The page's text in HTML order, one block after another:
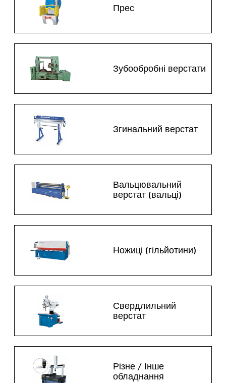
Прес
Зубообробні верстати
Згинальний верстат
Вальцювальний
верстат (вальці)
Ножиці (гільйотини)
Свердлильний
верстат
Різне / Інше
обладнання